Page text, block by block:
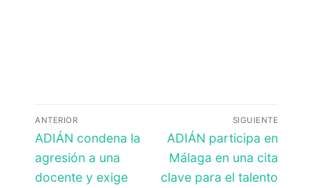
Navegación
de
entradas
ANTERIOR
Entrada
anterior:
ADIÁN condena la
agresión a una
docente y exige
SIGUIENTE
Entrada
siguiente:
ADIÁN participa en
Málaga en una cita
clave para el talento